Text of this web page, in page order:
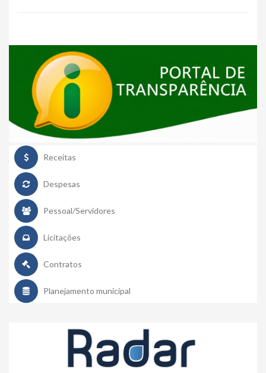
Receitas
Despesas
Pessoal/Servidores
Licitações
Contratos
Planejamento municipal